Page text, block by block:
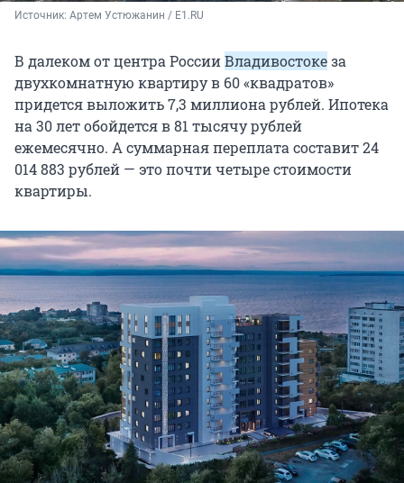
Источник: Артем Устюжанин / E1.RU
В далеком от центра РоссииВладивостокеза
двухкомнатную квартиру в 60 «квадратов»
придется выложить 7,3 миллиона рублей. Ипотека
на 30 лет обойдется в 81 тысячу рублей
ежемесячно. А суммарная переплата составит 24
014 883 рублей — это почти четыре стоимости
квартиры.